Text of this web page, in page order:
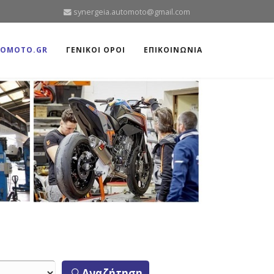
synergeia.automoto@gmail.com
ΓΕΝΙΚΟΙ ΟΡΟΙ ΕΠΙΚΟΙΝΩΝΙΑ